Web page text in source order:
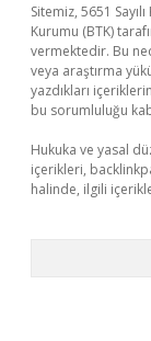
Sitemiz, 5651
Kurumu (BTK)
vermektedir. Bu
veya araştırma
yazdıkları
bu sorumluluğu
Hukuka ve yasal
içerikleri,
halinde, ilgili